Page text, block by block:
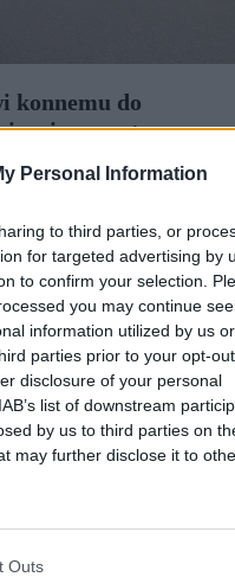
Personal Information
to third parties, or
for targeted advertising by
to confirm your selection.
you may continue
information utilized by us or
parties prior to your opt-
disclosure of your personal
list of downstream
by us to third parties on
may further disclose it to
Outs
konnemu do
zarzuty
się pikieta przeciw
i eksperci weterynarii
i chronione